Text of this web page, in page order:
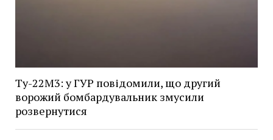
Ту-22М3: у ГУР повідомили, що другий
ворожий бомбардувальник змусили
розвернутися